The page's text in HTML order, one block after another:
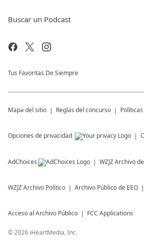
Buscar un Podcast
Tus Favoritas De Siempre
Mapa del sitio Reglas del concurso
Opciones de privacidad
AdChoices WZJZArchivo
WZJZArchivo Político Archivo Público de EEO
Acceso al Archivo Público FCC Applications
©2026 iHeartMedia, Inc.